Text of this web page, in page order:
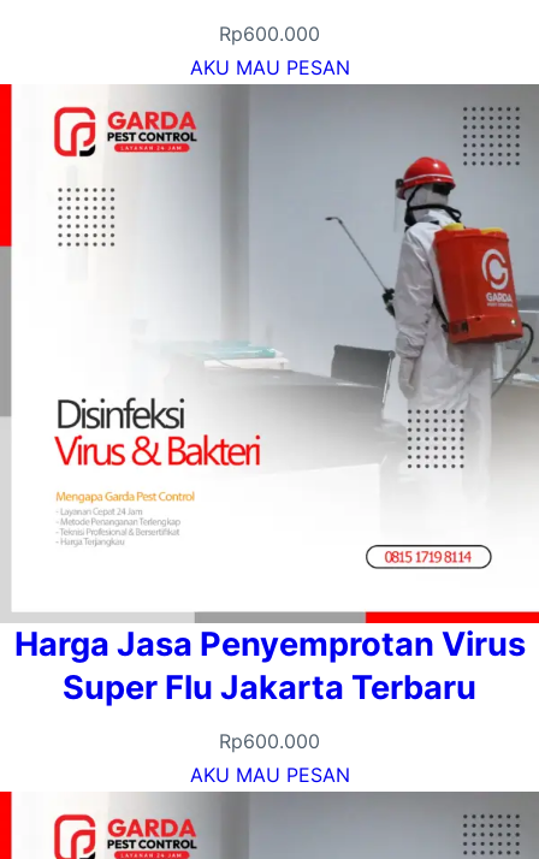
Rp600.000
AKU MAU PESAN
Harga Jasa Penyemprotan Virus
Super Flu Jakarta Terbaru
Rp600.000
AKU MAU PESAN